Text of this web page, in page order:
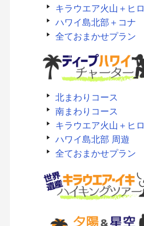
キラウエア火山＋ヒロ
ハワイ島北部＋コナ
全ておまかせプラン
北まわりコース
南まわりコース
キラウエア火山＋ヒロ
ハワイ島北部 周遊
全ておまかせプラン